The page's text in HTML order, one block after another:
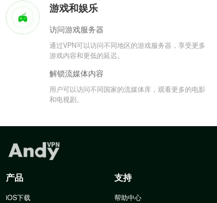
游戏和娱乐
访问游戏服务器
通过VPN可以访问不同地区的游戏服务器，享受更多
游戏内容和更低的延迟。
解锁流媒体内容
用户可以访问不同国家的流媒体库，观看更多的电影
和电视剧。
产品
iOS下载
支持
帮助中心